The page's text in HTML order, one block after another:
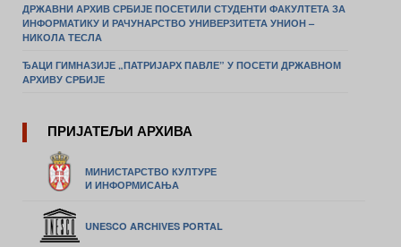
ДРЖАВНИ АРХИВ СРБИЈЕ ПОСЕТИЛИ СТУДЕНТИ ФАКУЛТЕТА ЗА
ИНФОРМАТИКУ И РАЧУНАРСТВО УНИВЕРЗИТЕТА УНИОН –
НИКОЛА ТЕСЛА
ЂАЦИ ГИМНАЗИЈЕ „ПАТРИЈАРХ ПАВЛЕ” У ПОСЕТИ ДРЖАВНОМ
АРХИВУ СРБИЈЕ
ПРИЈАТЕЉИ АРХИВА
МИНИСТАРСТВО КУЛТУРЕ
И ИНФОРМИСАЊА
UNESCO ARCHIVES PORTAL